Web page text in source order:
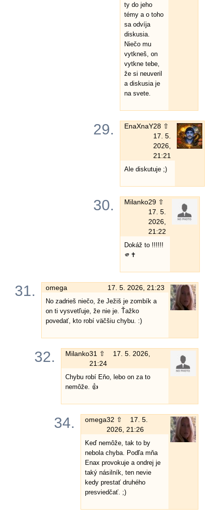
ty do jeho
témy a o toho
sa odvíja
diskusia.
Niečo mu
vytkneš, on
vytkne tebe,
že si neuveril
a diskusia je
na svete.
29. EnaXnaY28 ⇧
17. 5.
2026,
21:21
Ale diskutuje ;)
30. Milanko29 ⇧
17. 5.
2026,
21:22
Dokáž to !!!!!!
🫵✝️
31. omega 17. 5. 2026, 21:23
No zadrieš niečo, že Ježiš je zombík a
on ti vysvetľuje, že nie je. Ťažko
povedať, kto robí väčšiu chybu. :)
32. Milanko31 ⇧
17. 5. 2026,
21:24
Chybu robí Eňo, lebo on za to
nemôže. 👍
34. omega32 ⇧
17. 5.
2026, 21:26
Keď nemôže, tak to by
nebola chyba. Podľa mňa
Enax provokuje a ondrej je
taký násilník, ten nevie
kedy prestať druhého
presviedčať. ;)